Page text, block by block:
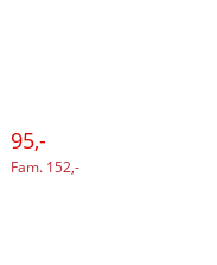
95,-
Fam. 152,-